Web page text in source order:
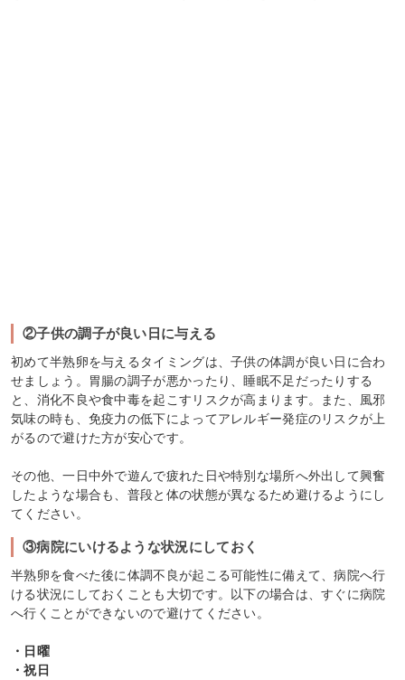
②子供の調子が良い日に与える
初めて半熟卵を与えるタイミングは、子供の体調が良い日に合わ
せましょう。胃腸の調子が悪かったり、睡眠不足だったりする
と、消化不良や食中毒を起こすリスクが高まります。また、風邪
気味の時も、免疫力の低下によってアレルギー発症のリスクが上
がるので避けた方が安心です。
その他、一日中外で遊んで疲れた日や特別な場所へ外出して興奮
したような場合も、普段と体の状態が異なるため避けるようにし
てください。
③病院にいけるような状況にしておく
半熟卵を食べた後に体調不良が起こる可能性に備えて、病院へ行
ける状況にしておくことも大切です。以下の場合は、すぐに病院
へ行くことができないので避けてください。
・日曜
・祝日